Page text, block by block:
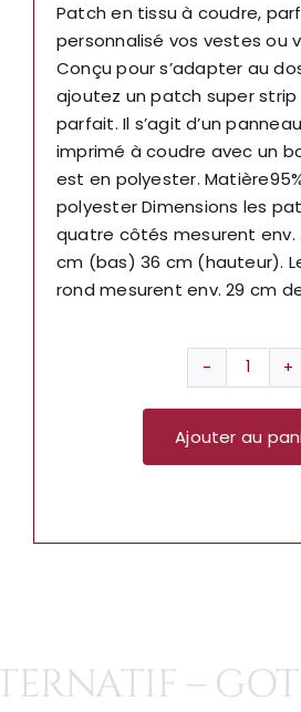
Patch en tissu à coudre,
personnalisé vos vestes ou
Conçu pour s’adapter au
ajoutez un patch super
parfait. Il s’agit d’un
imprimé à coudre avec un
est en polyester.
polyester Dimensions les
quatre côtés mesurent env.
cm (bas) 36 cm (hauteur).
rond mesurent env. 29 cm
de
Back
Ajouter au
–